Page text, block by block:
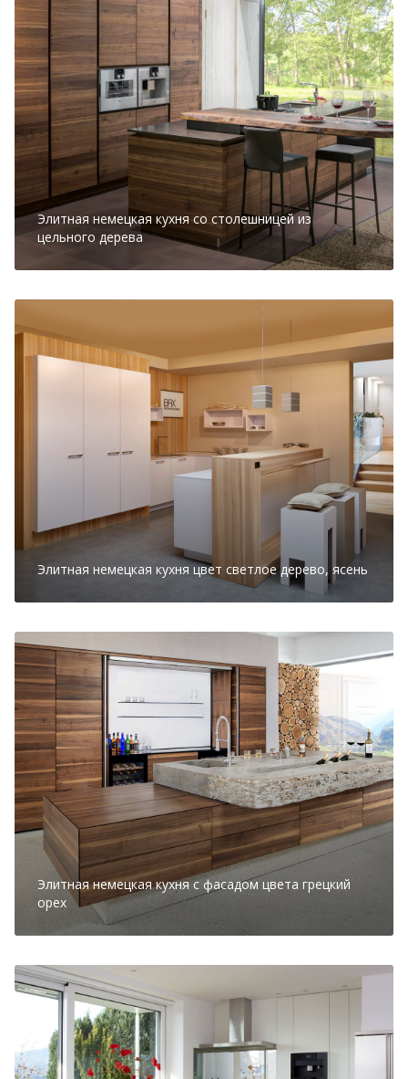
Элитная немецкая кухня со столешницей из
цельного дерева
Элитная немецкая кухня цвет светлое дерево, ясень
Элитная немецкая кухня с фасадом цвета грецкий
орех